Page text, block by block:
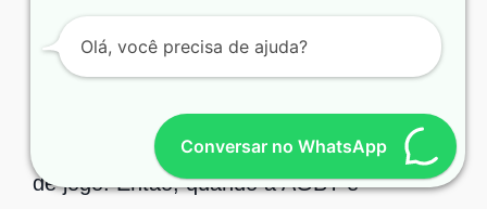
A comunicação em jogos online em outro
idioma é fundamental a fim de manter a
relação com colegas, amigos ou parceiros
de jogo. Então, quando a AGBT é
Conversar no WhatsApp
Olá, você precisa de ajuda?